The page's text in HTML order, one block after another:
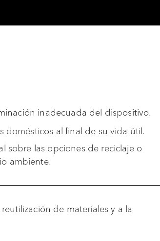
inadecuada del dispositivo.
domésticos al final de su vida útil.
sobre las opciones de reciclaje o
ambiente.
de materiales y a la